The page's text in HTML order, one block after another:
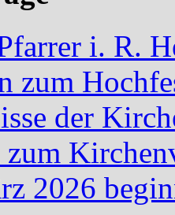
i. R.
zum
der
zum
2026